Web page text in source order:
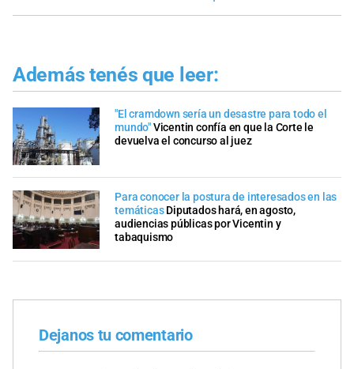
Además tenés que leer:
"El cramdown sería un desastre para todo el
mundo"Vicentin confía en que la Corte le
devuelva el concurso al juez
Para conocer la postura de interesados en las
temáticas Diputados hará, en agosto,
audiencias públicas por Vicentin y
tabaquismo
Dejanos tu comentario